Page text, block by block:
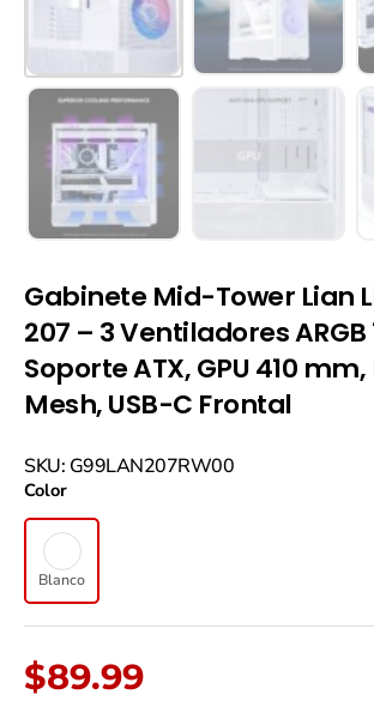
Gabinete Mid-Tower Lian
207 – 3 Ventiladores
Soporte ATX, GPU 410
Mesh, USB-C Frontal
SKU: G99LAN207RW00
Color
Blanco
$89.99
Mid-
Tower
Lian
LANCOOL
207
Ventiladores
ARGB